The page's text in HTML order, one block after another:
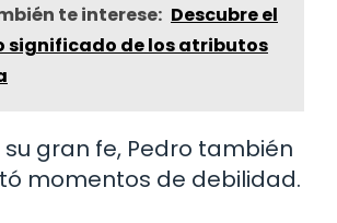
te interese: Descubre el
significado de los atributos
gran fe, Pedro también
momentos de debilidad.